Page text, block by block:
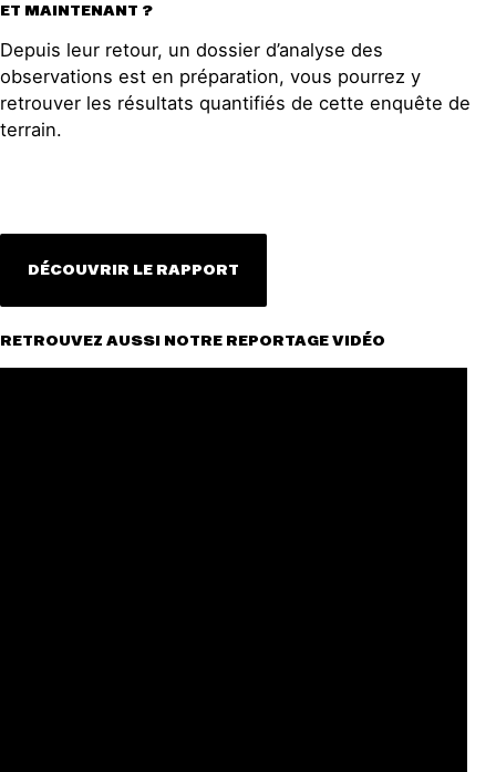
ET MAINTENANT ?
Depuis leur retour, un dossier d’analyse des
observations est en préparation, vous pourrez y
retrouver les résultats quantifiés de cette enquête de
terrain.
DÉCOUVRIR LE RAPPORT
RETROUVEZ AUSSI NOTRE REPORTAGE VIDÉO